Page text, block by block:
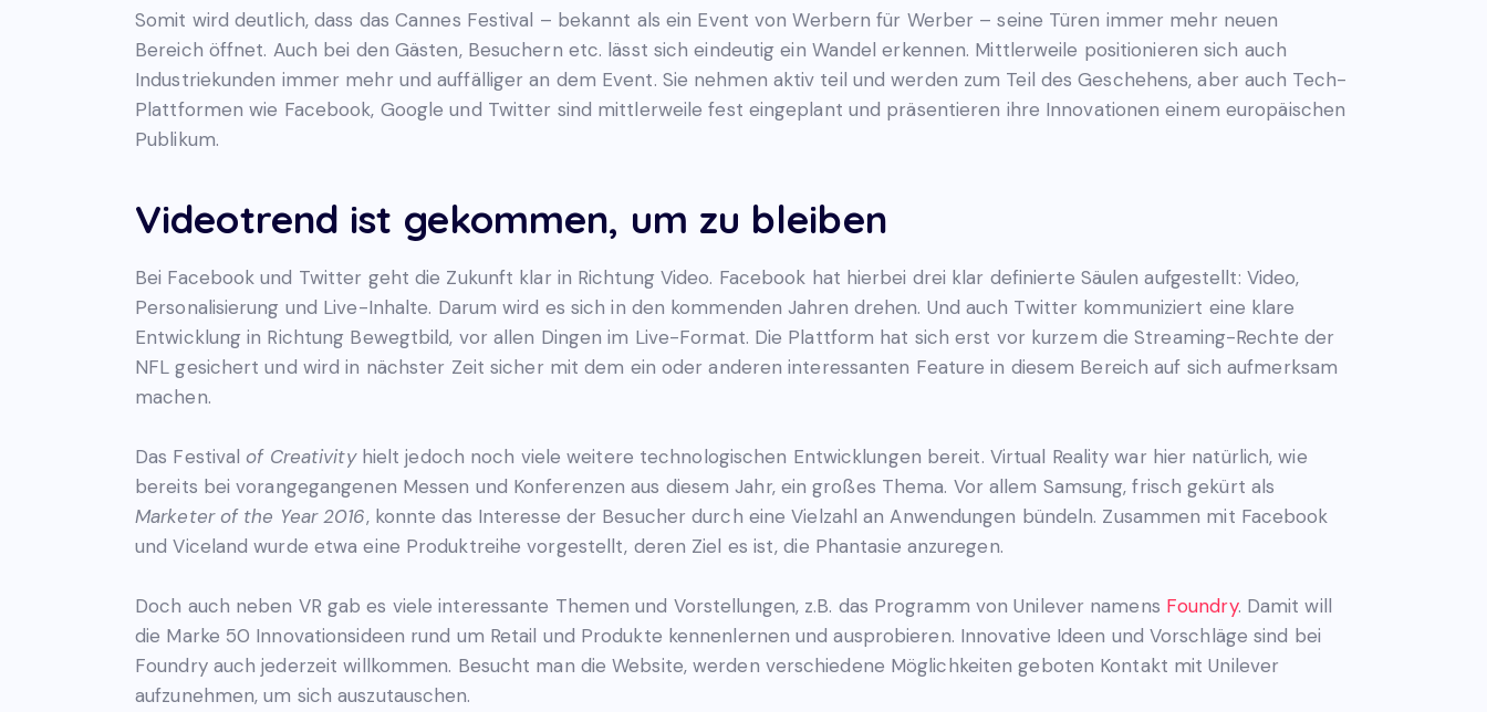
Somit wird deutlich, dass das Cannes Festival – bekannt als ein Event von Werbern für Werber – seine Türen immer mehr neuen
Bereich öffnet. Auch bei den Gästen, Besuchern etc. lässt sich eindeutig ein Wandel erkennen. Mittlerweile positionieren sich auch
Industriekunden immer mehr und auffälliger an dem Event. Sie nehmen aktiv teil und werden zum Teil des Geschehens, aber auch Tech-
Plattformen wie Facebook, Google und Twitter sind mittlerweile fest eingeplant und präsentieren ihre Innovationen einem europäischen
Publikum.
Videotrend ist gekommen, um zu bleiben
Bei Facebook und Twitter geht die Zukunft klar in Richtung Video. Facebook hat hierbei drei klar definierte Säulen aufgestellt: Video,
Personalisierung und Live-Inhalte. Darum wird es sich in den kommenden Jahren drehen. Und auch Twitter kommuniziert eine klare
Entwicklung in Richtung Bewegtbild, vor allen Dingen im Live-Format. Die Plattform hat sich erst vor kurzem die Streaming-Rechte der
NFL gesichert und wird in nächster Zeit sicher mit dem ein oder anderen interessanten Feature in diesem Bereich auf sich aufmerksam
machen.
Das Festivalof Creativityhielt jedoch noch viele weitere technologischen Entwicklungen bereit. Virtual Reality war hier natürlich, wie
bereits bei vorangegangenen Messen und Konferenzen aus diesem Jahr, ein großes Thema. Vor allem Samsung, frisch gekürt als
Marketer of the Year 2016, konnte das Interesse der Besucher durch eine Vielzahl an Anwendungen bündeln. Zusammen mit Facebook
und Viceland wurde etwa eine Produktreihe vorgestellt, deren Ziel es ist, die Phantasie anzuregen.
Doch auch neben VR gab es viele interessante Themen und Vorstellungen, z.B. das Programm von Unilever namens Foundry. Damit will
die Marke 50 Innovationsideen rund um Retail und Produkte kennenlernen und ausprobieren. Innovative Ideen und Vorschläge sind bei
Foundry auch jederzeit willkommen. Besucht man die Website, werden verschiedene Möglichkeiten geboten Kontakt mit Unilever
aufzunehmen, um sich auszutauschen.